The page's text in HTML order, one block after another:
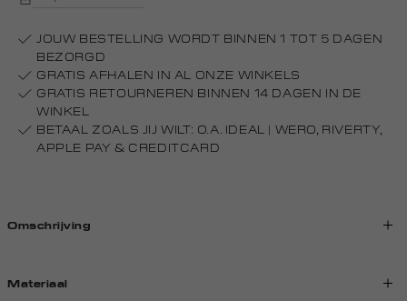
JOUW BESTELLING WORDT BINNEN 1 TOT 5 DAGEN
BEZORGD
GRATIS AFHALEN IN AL ONZE WINKELS
GRATIS RETOURNEREN BINNEN 14 DAGEN IN DE
WINKEL
BETAAL ZOALS JIJ WILT: O.A. IDEAL | WERO, RIVERTY,
APPLE PAY & CREDITCARD
Omschrijving
Materiaal